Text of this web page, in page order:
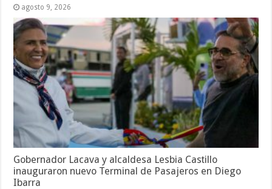
agosto 9, 2026
Gobernador Lacava y alcaldesa Lesbia Castillo
inauguraron nuevo Terminal de Pasajeros en Diego
Ibarra